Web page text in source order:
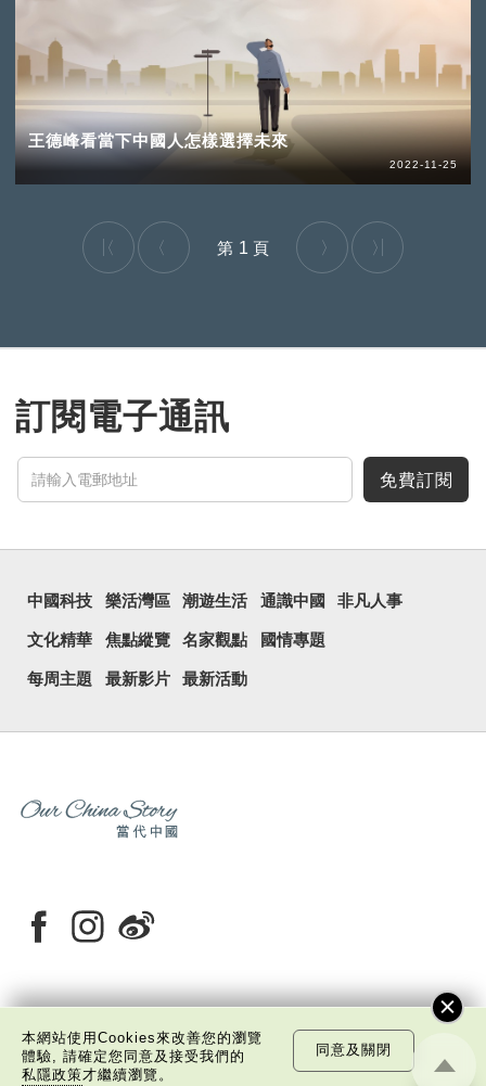
王德峰看當下中國人怎樣選擇未來
2022-11-25
1
訂閱電子通訊
免費訂閱
中國科技 樂活灣區 潮遊生活 通識中國 非凡人事
文化精華 焦點縱覽 名家觀點 國情專題
每周主題 最新影片 最新活動
私隱政策聲明 免責聲明
©2026 中國文化研究院有限公司版權所有
本網站使用Cookies來改善您的瀏覽
體驗, 請確定您同意及接受我們的
私隱政策才繼續瀏覽。
同意及關閉